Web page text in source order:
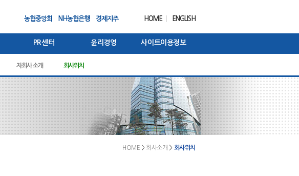
농협중앙회 NH농협은행 경제지주 HOME ENGLISH
자회사 소개 회사위치
포괄손익계산서 IR정보
ESG성과 ESG 자료실
PR센터
입찰공고 광고 NH금융연구소 리포트
윤리경영
윤리강령 임직원 행동강령
사이트이용정보
고객정보 취급방침 개인정보 처리방침
HOME > 회사소개 > 회사위치